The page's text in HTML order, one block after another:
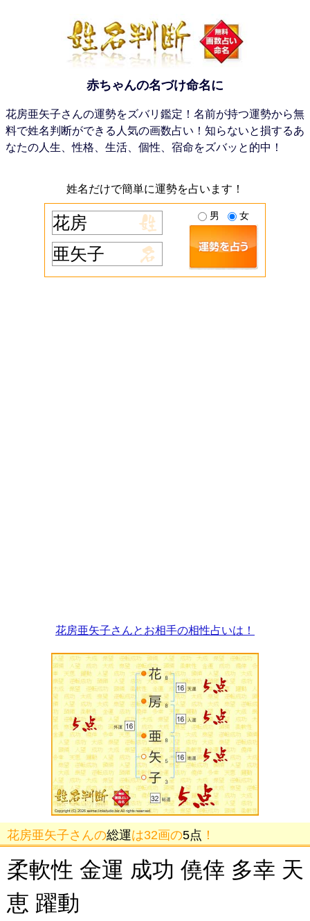
赤ちゃんの名づけ命名に
花房亜矢子さんの運勢をズバリ鑑定！名前が持つ運勢から無
料で姓名判断ができる人気の画数占い！知らないと損するあ
なたの人生、性格、生活、個性、宿命をズバッと的中！
姓名だけで簡単に運勢を占います！
男 女
花房亜矢子さんとお相手の相性占いは！
花房亜矢子さんの総運は32画の5点 ！
柔軟性 金運 成功 僥倖 多幸 天
恵 躍動